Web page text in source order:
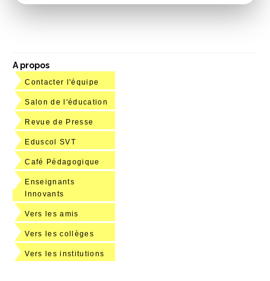
A propos
Contacter l'équipe
Salon de l'éducation
Revue de Presse
Eduscol SVT
Café Pédagogique
Enseignants
Innovants
Vers les amis
Vers les collèges
Vers les institutions